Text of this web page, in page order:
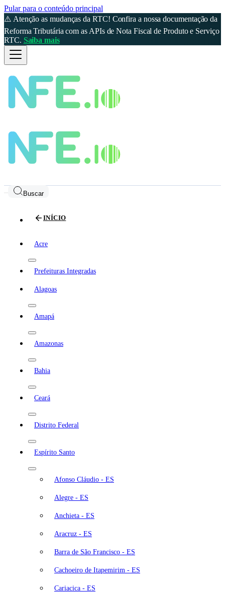
Pular para o conteúdo principal
⚠️ Atenção as mudanças da RTC! Confira a nossa documentação da
Reforma Tributária com as APIs de Nota Fiscal de Produto e Serviço
RTC. Saiba mais
Buscar
INÍCIO
Acre
Prefeituras Integradas
Alagoas
Amapá
Amazonas
Bahia
Ceará
Distrito Federal
Espírito Santo
Afonso Cláudio - ES
Alegre - ES
Anchieta - ES
Aracruz - ES
Barra de São Francisco - ES
Cachoeiro de Itapemirim - ES
Cariacica - ES